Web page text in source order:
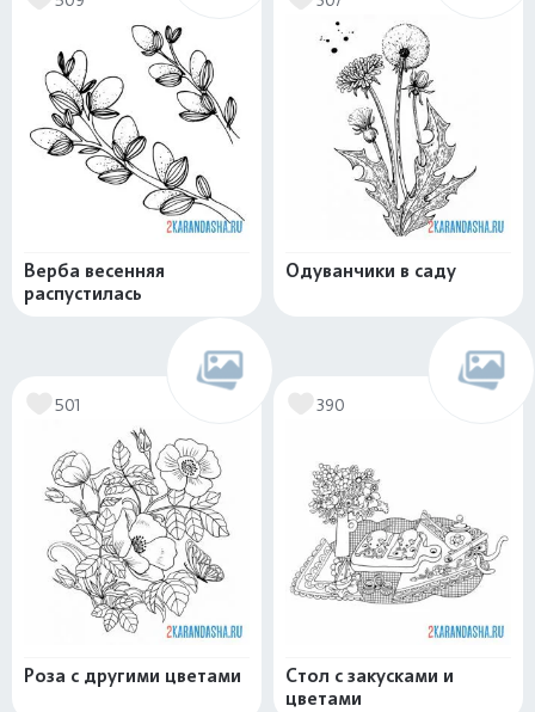
Верба весенняя
распустилась
Одуванчики в саду
501
Роза с другими цветами
390
Стол с закусками и
цветами